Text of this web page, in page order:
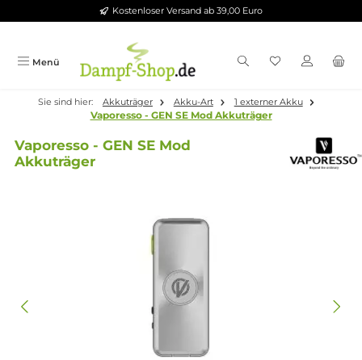
Zum Hauptinhalt springenKostenloser Versand ab 39,00 Euro
Menü
Sie sind hier: Akkuträger Akku-Art 1 externer Akku
Vaporesso - GEN SE Mod
Bildergalerie überspringen